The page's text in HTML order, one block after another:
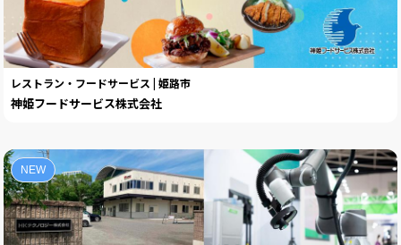
レストラン・フードサービス | 姫路市
神姫フードサービス株式会社
NEW